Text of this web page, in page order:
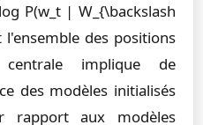
P(w_t | W_{\backslash
des positions
centrale implique de
des modèles initialisés
rapport aux modèles